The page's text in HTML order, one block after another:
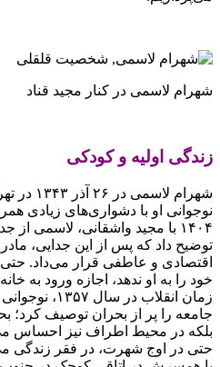
شهرام لاسمی در کنار مجید قناد
زندگی اولیه و کودکی
شهرام
نوجوانی او با دشواری‌های زیادی
۱۴۰۴ با مجید واشقانی، لاسمی
توضیح داد که پس از این جدایی،
اقتصادی و عاطفی قرار می‌داد. حتی
خود را به او ندهد، اجازه ورود به
جامعه را پر از بحران توصیف کرد؛
بلکه در محیط اطراف نیز احساس
حتی در اوج شهرت، در فقر زندگی